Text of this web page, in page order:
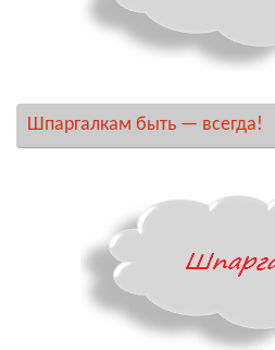
Шпаргалкам быть — всегда!